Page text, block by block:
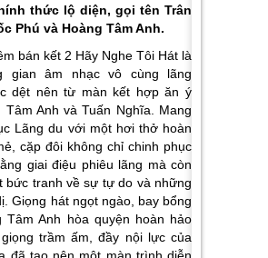
thức lộ diện, gọi tên Trân
Phú và Hoàng Tâm Anh.
bán kết 2 Hãy Nghe Tôi Hát là
gian âm nhạc vô cùng lãng
dệt nên từ màn kết hợp ăn ý
Tâm Anh và Tuấn Nghĩa. Mang
Lãng du với một hơi thở hoàn
cặp đôi không chỉ chinh phục
giai điệu phiêu lãng mà còn
bức tranh về sự tự do và những
Giọng hát ngọt ngào, bay bổng
Tâm Anh hòa quyện hoàn hảo
trầm ấm, đầy nội lực của